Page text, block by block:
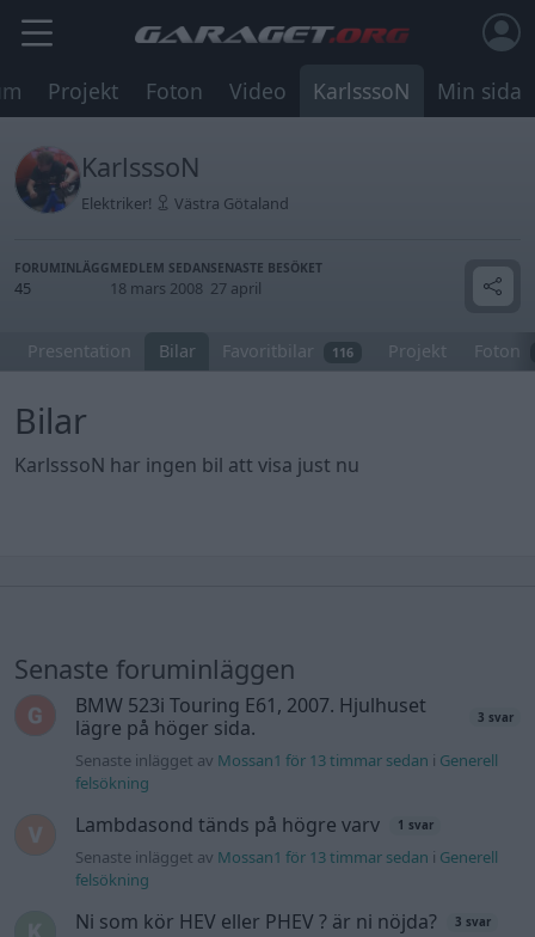
Projekt Foton Video KarlsssoN Min sida
KarlsssoN
Elektriker! Västra Götaland
FORUMINLÄGG
45
MEDLEM SEDAN
18 mars 2008
SENASTE BESÖKET
27 april
Presentation Bilar Favoritbilar 116 Projekt Foton
Bilar
KarlsssoN har ingen bil att visa just nu
Senaste foruminläggen
BMW 523i Touring E61, 2007. Hjulhuset
lägre på höger sida.
3 svar
Senaste inlägget av Mossan1 för 13 timmar sedan i Generell
felsökning
Lambdasond tänds på högre varv 1 svar
Senaste inlägget av Mossan1 för 13 timmar sedan i Generell
felsökning
Ni som kör HEV eller PHEV ? är ni nöjda? 3 svar